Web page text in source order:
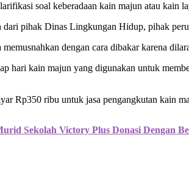
soal keberadaan kain majun atau kain
dari pihak Dinas Lingkungan Hidup, pihak
dengan cara dibakar karena
hari kain majun yang digunakan untuk
Rp350 ribu untuk jasa pengangkutan kain
Sekolah Victory Plus Donasi Dengan